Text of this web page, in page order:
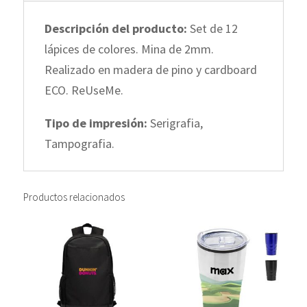
cantidad
Descripción del producto: Set de 12
lápices de colores. Mina de 2mm.
Realizado en madera de pino y cardboard
ECO. ReUseMe.
Tipo de impresión: Serigrafia,
Tampografia.
Productos relacionados